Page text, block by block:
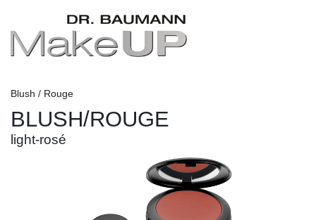
Blush / Rouge
BLUSH/ROUGE
light-rosé